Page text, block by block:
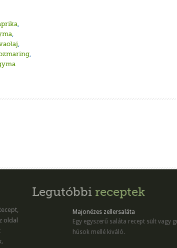
,
,
,
,
oldal
Legutóbbi receptek
Majonézes zellersaláta
Egy egyszerű saláta recept sült vagy
húsok mellé kiváló.